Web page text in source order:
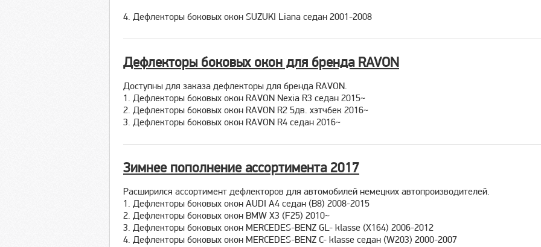
4. Дефлекторы боковых окон SUZUKI Liana седан 2001-2008
Дефлекторы боковых окон для бренда RAVON
Доступны для заказа дефлекторы для бренда RAVON.
1. Дефлекторы боковых окон RAVON Nexia R3 седан 2015~
2. Дефлекторы боковых окон RAVON R2 5дв. хэтчбек 2016~
3. Дефлекторы боковых окон RAVON R4 седан 2016~
Зимнее пополнение ассортимента 2017
Расширился ассортимент дефлекторов для автомобилей немецких автопроизводителей.
1. Дефлекторы боковых окон AUDI A4 седан (B8) 2008-2015
2. Дефлекторы боковых окон BMW X3 (F25) 2010~
3. Дефлекторы боковых окон MERCEDES-BENZ GL- klasse (X164) 2006-2012
4. Дефлекторы боковых окон MERCEDES-BENZ C- klasse седан (W203) 2000-2007